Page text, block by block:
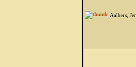
Aalbers,